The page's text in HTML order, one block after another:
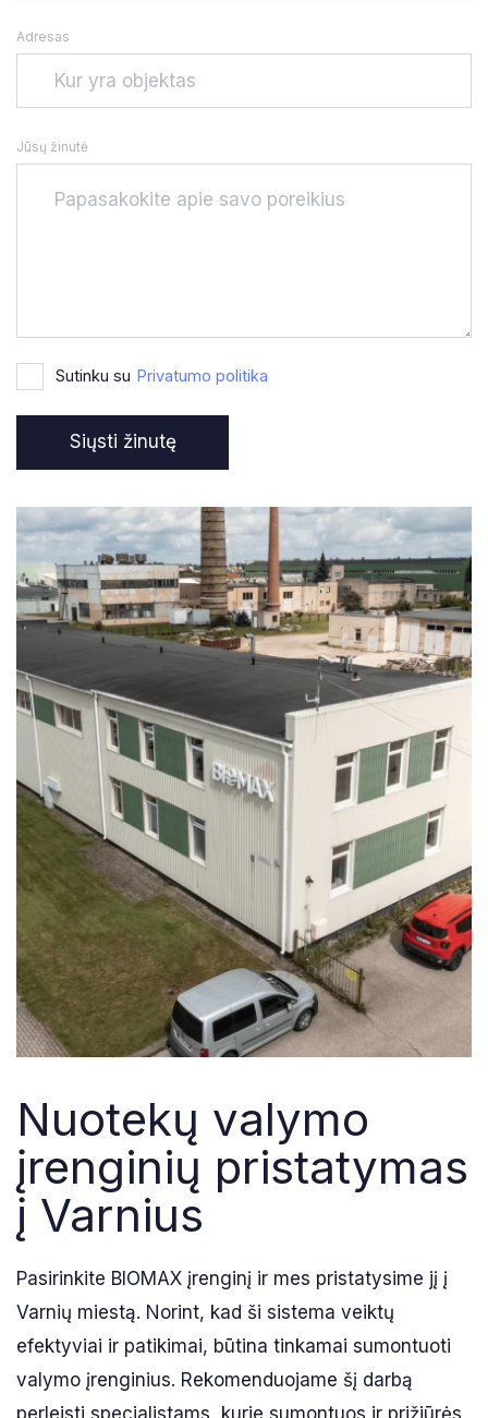
Adresas
Jūsų žinutė
Sutinku su Privatumo politika
Nuotekų valymo
įrenginių pristatymas
į Varnius
Pasirinkite BIOMAX įrenginį ir mes pristatysime jį į
Varnių miestą. Norint, kad ši sistema veiktų
efektyviai ir patikimai, būtina tinkamai sumontuoti
valymo įrenginius. Rekomenduojame šį darbą
perleisti specialistams, kurie sumontuos ir prižiūrės